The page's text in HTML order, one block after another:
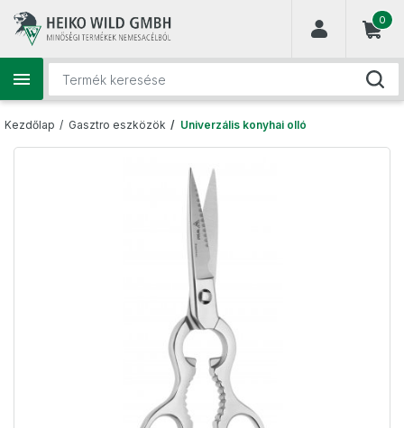
0

Kezdőlap Gasztro eszközök Univerzális konyhai olló